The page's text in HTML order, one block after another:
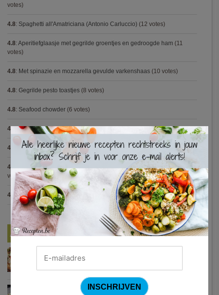
votes)
4.8: Spaghetti all'Amatriciana (Antonio Carluccio) (12 votes)
4.8: Aperitiefglaasje met gegrilde groentjes en gedroogde ham (11
votes)
4.8: Met spinazie en mozzarella gevulde varkenshaas (10 votes)
4.8: Gegrilde pesto toastjes (8 votes)
4.8: Seafood chowder (6 votes)
4.8 Zalmfilet op een bedje van asperges
4.8 Blackwellsaus(5 votes)
4.7:Varkenshaasje met jagersaus en kroketten (Jeroen Meus)(15
votes)
4.7 :Gestoofde kip met dragon (7 votes)
Nieuwste Recepten
Waterzooi van pladijs met venkel (Colruyt)
×